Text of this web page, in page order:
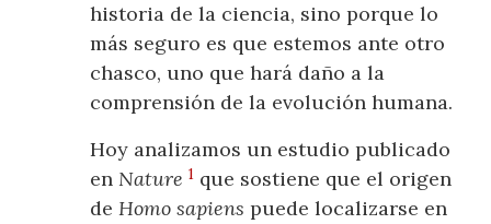
historia de la ciencia, sino porque lo
más seguro es que estemos ante otro
chasco, uno que hará daño a la
comprensión de la evolución humana.
Hoy analizamos un estudio publicado
en Nature 1 que sostiene que el origen
deHomo sapiens puede localizarse en